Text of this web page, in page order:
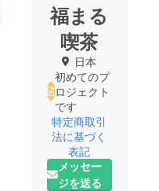
福まる
喫茶
日本
初めてのプ
ロジェクト
です
特定商取引
法に基づく
表記
メッセー
ジを送る